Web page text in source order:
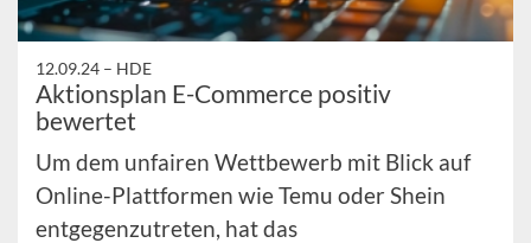
12.09.24 – HDE
Aktionsplan E-Commerce positiv
bewertet
Um dem unfairen Wettbewerb mit Blick auf
Online-Plattformen wie Temu oder Shein
entgegenzutreten, hat das